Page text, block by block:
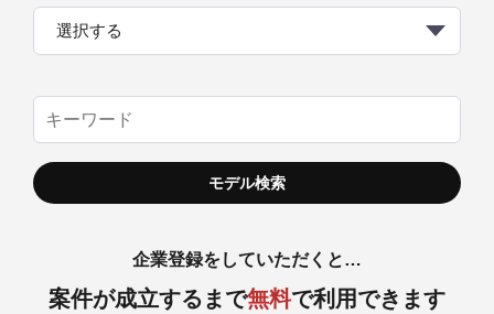
選択する
企業登録をしていただくと…
案件が成立するまで無料で利用できます